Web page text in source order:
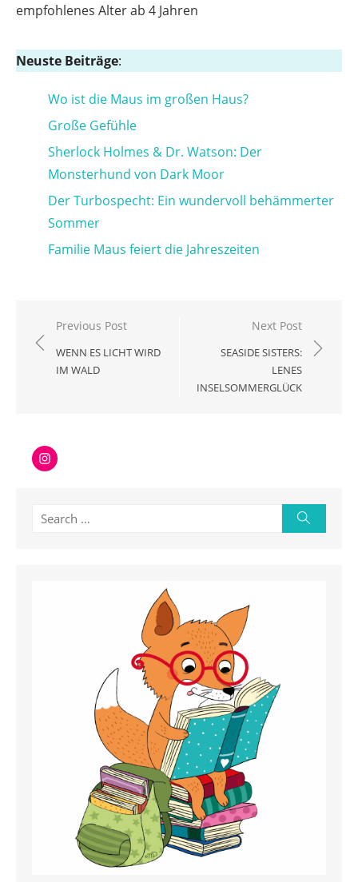
empfohlenes Alter ab 4 Jahren
Neuste Beiträge:
Wo ist die Maus im großen Haus?
Große Gefühle
Sherlock Holmes & Dr. Watson: Der
Monsterhund von Dark Moor
Der Turbospecht: Ein wundervoll behämmerter
Sommer
Familie Maus feiert die Jahreszeiten
Beitragsnavigation
Previous Post
WENN ES LICHT WIRD
IM WALD
Next Post
SEASIDE SISTERS:
LENES
INSELSOMMERGLÜCK
Instagram
Search